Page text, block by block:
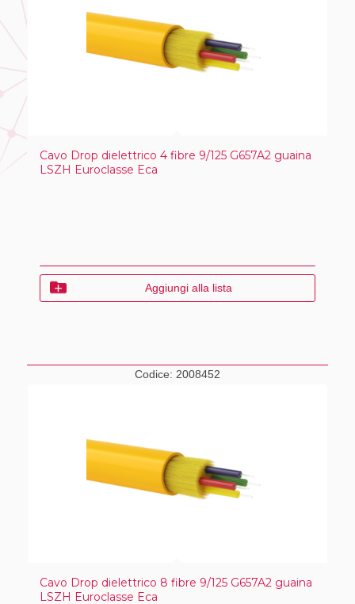
Cavo Drop dielettrico 4 fibre 9/125 G657A2 guaina
LSZH Euroclasse Eca
Aggiungi alla lista
Codice: 2008452
Cavo Drop dielettrico 8 fibre 9/125 G657A2 guaina
LSZH Euroclasse Eca